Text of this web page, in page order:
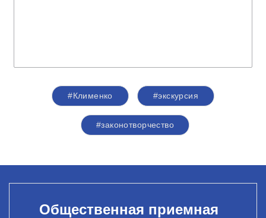
#Клименко #экскурсия
#законотворчество
Общественная приемная